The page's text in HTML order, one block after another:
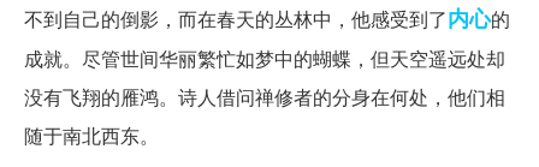
不到自己的倒影，而在春天的丛林中，他感受到了内心的
成就。尽管世间华丽繁忙如梦中的蝴蝶，但天空遥远处却
没有飞翔的雁鸿。诗人借问禅修者的分身在何处，他们相
随于南北西东。